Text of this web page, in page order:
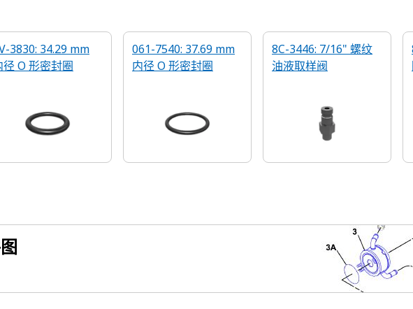
3830: 34.29 mm
径 O 形密封圈
061-7540: 37.69 mm
内径 O 形密封圈
8C-3446: 7/16" 螺纹
油液取样阀